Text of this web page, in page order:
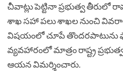
చీవాట్లు పెట్టినా ప్రభుత్వ తీరులో
శాఖ సహా పలు శాఖల నుంచి
విషయంలో చూపే
వ్యవహారంలో మాత్రం రాష్ట్ర
ఆయన విమర్శించారు.